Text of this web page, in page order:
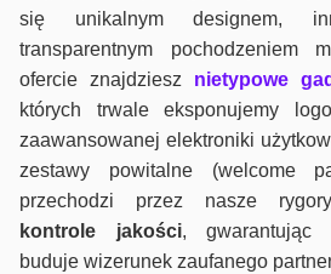
się unikalnym designem,
transparentnym pochodzeniem
ofercie znajdziesz nietypowe
których trwale eksponujemy
zaawansowanej elektroniki
zestawy powitalne (welcome
przechodzi przez nasze
kontrole jakości, gwarantując
buduje wizerunek zaufanego